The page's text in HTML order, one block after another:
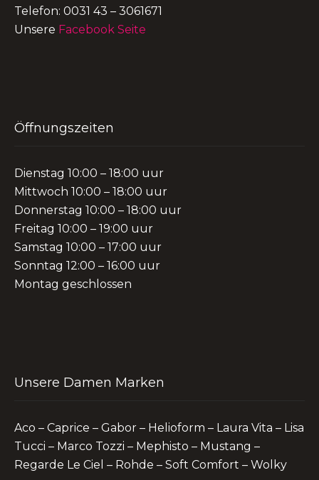
Telefon: 0031 43 – 3061671
Unsere Facebook Seite
Öffnungszeiten
Dienstag 10:00 – 18:00 uur
Mittwoch 10:00 – 18:00 uur
Donnerstag 10:00 – 18:00 uur
Freitag 10:00 – 19:00 uur
Samstag 10:00 – 17:00 uur
Sonntag 12:00 – 16:00 uur
Montag geschlossen
Unsere Damen Marken
Aco – Caprice – Gabor – Helioform – Laura Vita – Lisa
Tucci – Marco Tozzi – Mephisto – Mustang –
Regarde Le Ciel – Rohde – Soft Comfort – Wolky